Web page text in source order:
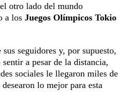
otro lado del mundo
a los Juegos Olímpicos Tokio
seguidores y, por supuesto,
a pesar de la distancia,
sociales le llegaron miles de
lo mejor para esta